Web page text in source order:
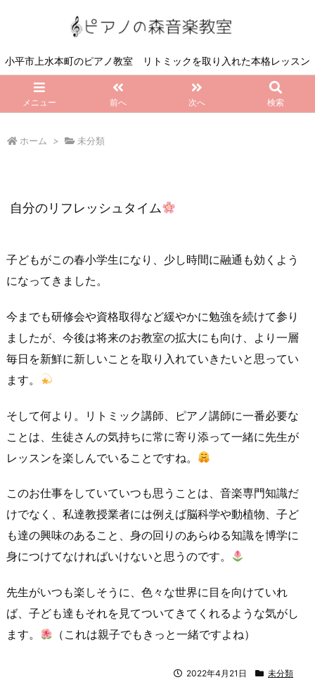
小平市上水本町のピアノ教室 リトミックを取り入れた本格レッスン
メニュー 前へ 次へ 検索
ホーム > 未分類
自分のリフレッシュタイム
子どもがこの春小学生になり、少し時間に融通も効くよう
になってきました。
今までも研修会や資格取得など緩やかに勉強を続けて参り
ましたが、今後は将来のお教室の拡大にも向け、より一層
毎日を新鮮に新しいことを取り入れていきたいと思ってい
ます。
そして何より。リトミック講師、ピアノ講師に一番必要な
ことは、生徒さんの気持ちに常に寄り添って一緒に先生が
レッスンを楽しんでいることですね。
このお仕事をしていていつも思うことは、音楽専門知識だ
けでなく、私達教授業者には例えば脳科学や動植物、子ど
も達の興味のあること、身の回りのあらゆる知識を博学に
身につけてなければいけないと思うのです。
先生がいつも楽しそうに、色々な世界に目を向けていれ
ば、子ども達もそれを見てついてきてくれるような気がし
ます。
（これは親子でもきっと一緒ですよね）
2022年4月21日 未分類